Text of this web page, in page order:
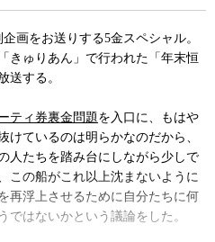
画をお送りする5金スペシャル。
きゅりあん」で行われた「年末恒
送する。
ティ券裏金問題を入口に、もはや
けているのは明らかなのだから、
人たちを踏み台にしながら少しで
この船がこれ以上沈まないように
再浮上させるために自分たちに何
ではないかという議論をした。